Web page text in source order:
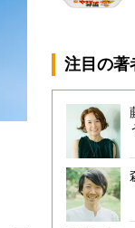
注目の著